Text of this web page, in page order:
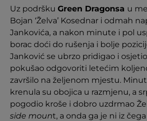
Uz podršku Green Dragonsa u
Bojan ‘Želva’ Kosednar i odmah
Jankovića, a nakon minute i pol
borac doći do rušenja i bolje
Janković se ubrzo pridigao i
pokušao odgovoriti letećim
završilo na željenom mjestu.
krenula su obojica u razmjenu, a
pogodio kroše i dobro uzdrmao
side mount, a onda ga je ni iz